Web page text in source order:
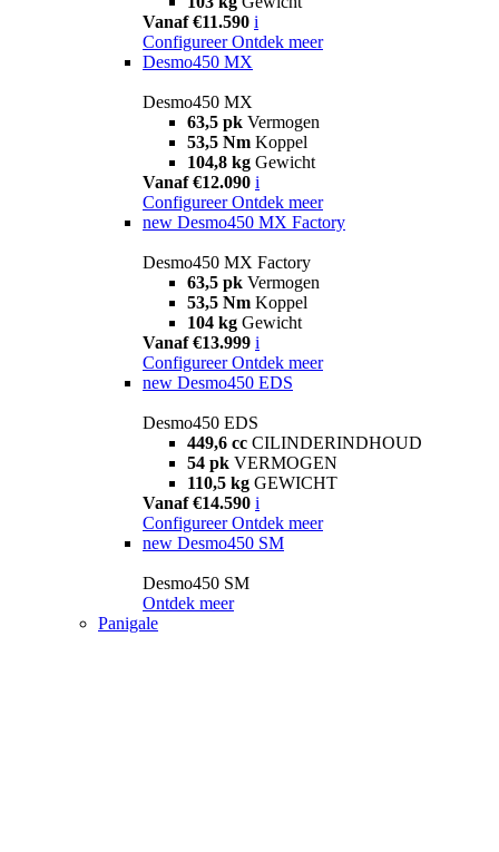
Vanaf €11.590 i
Configureer Ontdek meer
Desmo450 MX
Desmo450 MX
63,5 pk Vermogen
53,5 Nm Koppel
104,8 kg Gewicht
Vanaf €12.090 i
Configureer Ontdek meer
new Desmo450 MX Factory
Desmo450 MX Factory
63,5 pk Vermogen
53,5 Nm Koppel
104 kg Gewicht
Vanaf €13.999 i
Configureer Ontdek meer
new Desmo450 EDS
Desmo450 EDS
449,6 cc CILINDERINDHOUD
54 pk VERMOGEN
110,5 kg GEWICHT
Vanaf €14.590 i
Configureer Ontdek meer
new Desmo450 SM
Desmo450 SM
Ontdek meer
Panigale